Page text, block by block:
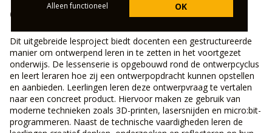
Ontwerpend Leren
Dit uitgebreide lesproject biedt docenten een gestructureerde
manier om ontwerpend leren in te zetten in het voortgezet
onderwijs. De lessenserie is opgebouwd rond de ontwerpcyclus
en leert leraren hoe zij een ontwerpopdracht kunnen opstellen
en aanbieden. Leerlingen leren deze ontwerpvraag te vertalen
naar een concreet product. Hiervoor maken ze gebruik van
moderne technieken zoals 3D-printen, lasersnijden en micro:bit-
programmeren. Naast de technische vaardigheden leren de
Alleen functioneel OK